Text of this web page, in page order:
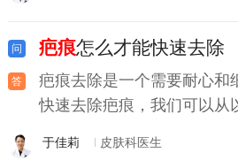
疤痕怎么才能快速去除
疤痕去除是一个需要耐心和
快速去除疤痕，我们可以从
于佳莉 皮肤科医生